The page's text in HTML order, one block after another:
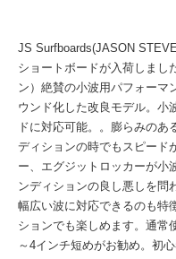
JS Surfboards(JASON
ショートボードが入荷しまし
ン）絶賛の小波用パフォーマ
ウンド化した改良モデル。小
ドに対応可能。。膨らみの
ディションの時でもスピード
ー、エグジットロッカーが小
ンディションの良し悪しを問
幅広い波に対応できるのも特
ションでも楽しめます。通常
～4インチ短めがお勧め。初